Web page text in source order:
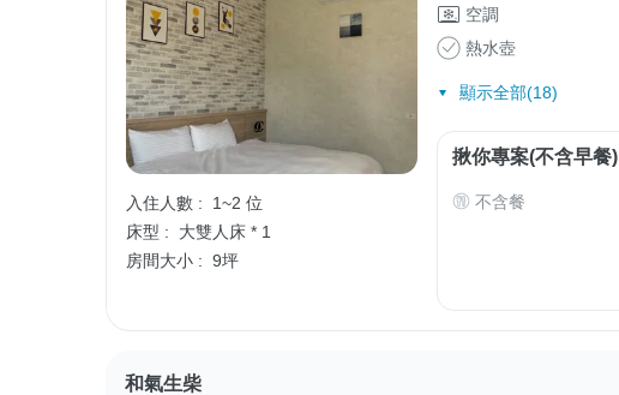
入住人數 :
1~2 位
床型 :
大雙人床 * 1
房間大小 : 9坪
空調
熱水壺
顯示全部(18)
揪你專案(不含早餐)
不含餐
和氣生柴